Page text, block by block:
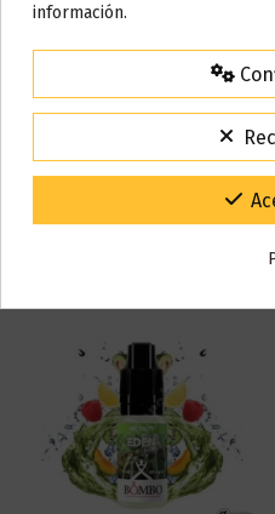
ean13 9352881498126
Reseñas (0)
También puede que te
Todos los pedidos realizados
15% de
Para agradecerte la
Código:
Gracias por tu paciencia y
información.